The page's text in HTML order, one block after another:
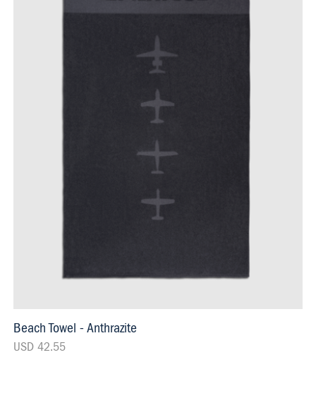
Beach Towel - Anthrazite
USD 42.55